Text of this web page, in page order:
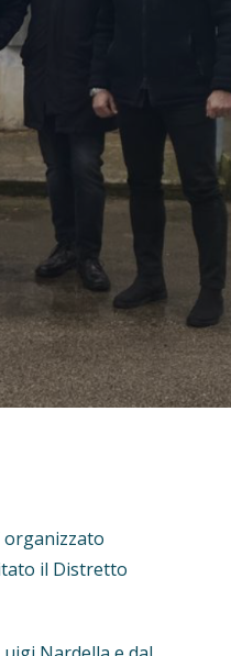
organizzato
il Distretto